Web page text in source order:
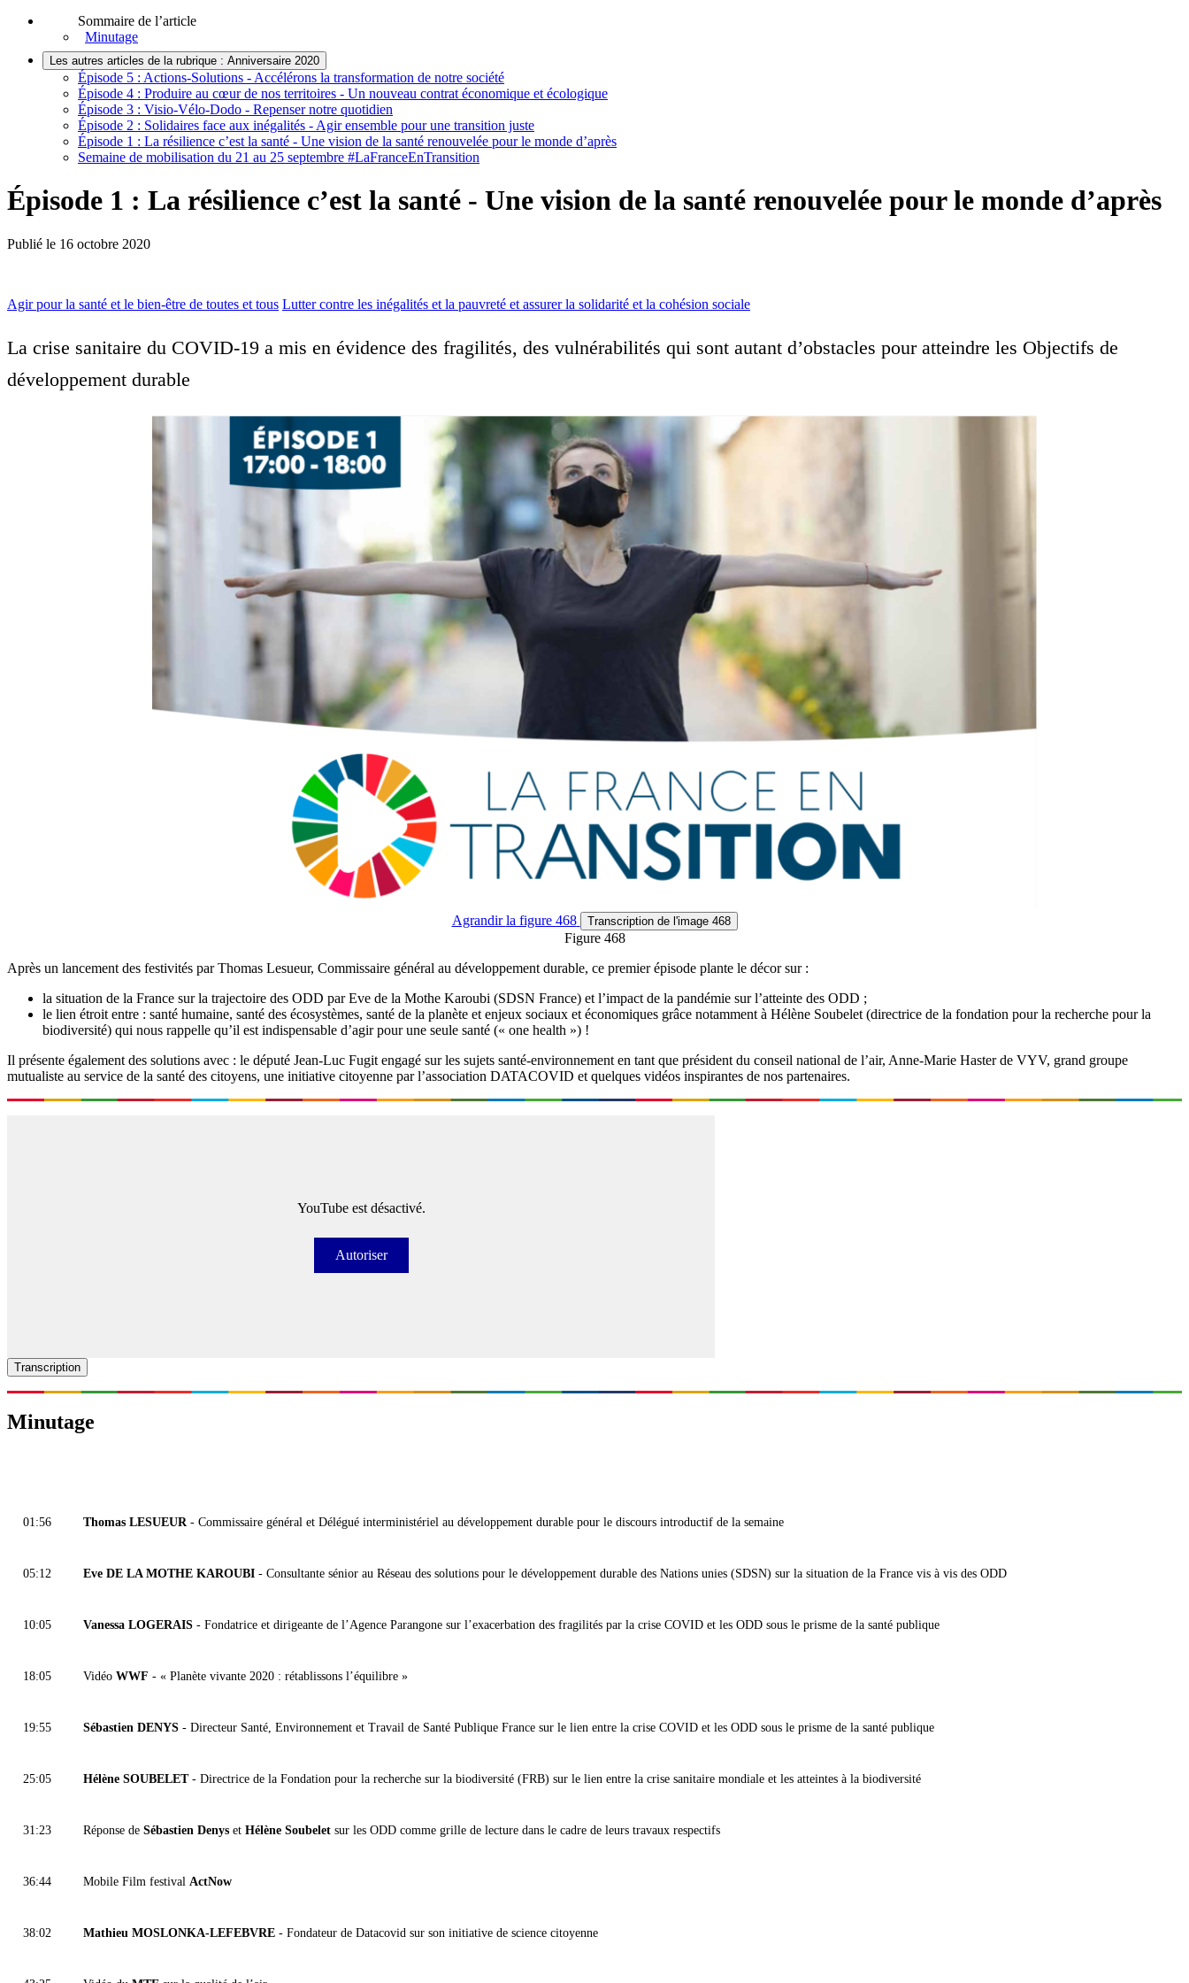
Sommaire de l’article
Minutage
Les autres articles de la rubrique : Anniversaire 2020
Épisode 5 : Actions-Solutions - Accélérons la transformation de notre société
Épisode 4 : Produire au cœur de nos territoires - Un nouveau contrat économique et écologique
Épisode 3 : Visio-Vélo-Dodo - Repenser notre quotidien
Épisode 2 : Solidaires face aux inégalités - Agir ensemble pour une transition juste
Épisode 1 : La résilience c’est la santé - Une vision de la santé renouvelée pour le monde d’après
Semaine de mobilisation du 21 au 25 septembre #LaFranceEnTransition
Épisode 1 : La résilience c’est la santé - Une vision de la santé renouvelée pour le monde d’après
Publié le 16 octobre 2020
Agir pour la santé et le bien-être de toutes et tous Lutter contre les inégalités et la pauvreté et assurer la solidarité et la cohésion sociale
La crise sanitaire du COVID-19 a mis en évidence des fragilités, des vulnérabilités qui sont autant d’obstacles pour atteindre les Objectifs de
développement durable
Agrandirla figure 468 Transcription de l'image 468
Figure 468
Après un lancement des festivités par Thomas Lesueur, Commissaire général au développement durable, ce premier épisode plante le décor sur :
la situation de la France sur la trajectoire des ODD par Eve de la Mothe Karoubi (SDSN France) et l’impact de la pandémie sur l’atteinte des ODD ;
le lien étroit entre : santé humaine, santé des écosystèmes, santé de la planète et enjeux sociaux et économiques grâce notamment à Hélène Soubelet (directrice de la fondation pour la recherche pour la
biodiversité) qui nous rappelle qu’il est indispensable d’agir pour une seule santé (« one health ») !
Il présente également des solutions avec : le député Jean-Luc Fugit engagé sur les sujets santé-environnement en tant que président du conseil national de l’air, Anne-Marie Haster de VYV, grand groupe
mutualiste au service de la santé des citoyens, une initiative citoyenne par l’association DATACOVID et quelques vidéos inspirantes de nos partenaires.
YouTube est désactivé.
Autoriser
Autoriser
Transcription
Minutage
01:56 Thomas LESUEUR- Commissaire général et Délégué interministériel au développement durable pour le discours introductif de la semaine
05:12 Eve DE LA MOTHE KAROUBI - Consultante sénior au Réseau des solutions pour le développement durable des Nations unies (SDSN) sur la situation de la France vis à vis des ODD
10:05 Vanessa LOGERAIS - Fondatrice et dirigeante de l’Agence Parangone sur l’exacerbation des fragilités par la crise COVID et les ODD sous le prisme de la santé publique
18:05 Vidéo WWF - « Planète vivante 2020 : rétablissons l’équilibre »
19:55 Sébastien DENYS - Directeur Santé, Environnement et Travail de Santé Publique France sur le lien entre la crise COVID et les ODD sous le prisme de la santé publique
25:05 Hélène SOUBELET- Directrice de la Fondation pour la recherche sur la biodiversité (FRB) sur le lien entre la crise sanitaire mondiale et les atteintes à la biodiversité
31:23 Réponse de Sébastien Denys et Hélène Soubelet sur les ODD comme grille de lecture dans le cadre de leurs travaux respectifs
36:44 Mobile Film festival ActNow
38:02 Mathieu MOSLONKA-LEFEBVRE - Fondateur de Datacovid sur son initiative de science citoyenne